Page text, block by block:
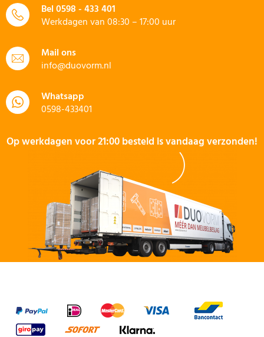
Bel0598 - 433 401
Werkdagen van 08:30 – 17:00 uur
Mail ons
info@duovorm.nl
Whatsapp
0598-433401
Op werkdagen voor 21:00 besteld is vandaag verzonden!